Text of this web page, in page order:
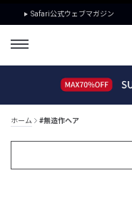
Safari公式ウェブマガジン
ホーム #無造作ヘア